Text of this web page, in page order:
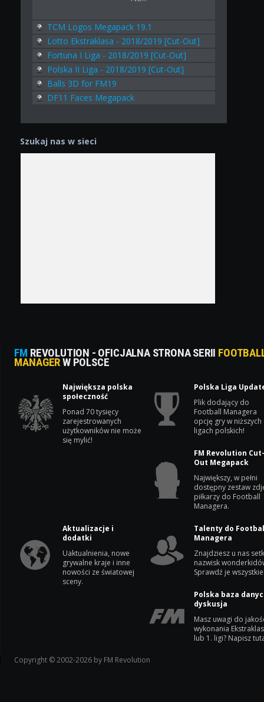
TCM Logos Megapack 19.1
Lotto Ekstraklasa - 2018/2019 [Cut-Out]
Fortuna I Liga - 2018/2019 [Cut-Out]
Polska II Liga - 2018/2019 [Cut-Out]
Balls 3D for FM19
DF11 Faces Megapack
Szukaj nas w sieci
FM REVOLUTION - OFICJALNA STRONA SERII
MANAGERW POLSCE
Największa polska
społeczność
Ponad 70 tysięcy
zarejestrowanych
użytkowników nie może
się mylić!
Polska Liga
Plik dodający do
Football Managera
opcję gry w niższych
ligach polskich!
FM Revolution
Out Megapack
Największy, w pełni
dostępny zestaw
piłkarzy do Football
Managera.
Aktualizacje i
dodatki
Uaktualnienia, nowe
grywalne kraje i inne
nowości ze światowej
sceny.
Talenty do
Managera
Znajdziesz u nas
nazwisk
Sprawdź je
Polska baza
dyskusja
Masz uwagi do
wykonania
lub 1. ligi? Napisz
Copyright © 2002-2026 by FM Revolution